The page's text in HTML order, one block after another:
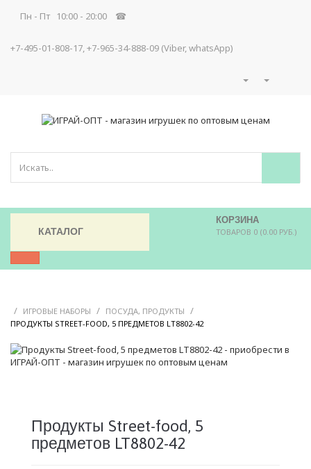
Пн - Пт 10:00 - 20:00 ☎
+7-495-01-808-17, +7-965-34-888-09 (Viber, whatsApp)
КОРЗИНА
ТОВАРОВ 0 (0.00 РУБ.)
КАТАЛОГ
/ ИГРОВЫЕ НАБОРЫ / ПОСУДА, ПРОДУКТЫ /
ПРОДУКТЫ STREET-FOOD, 5 ПРЕДМЕТОВ LT8802-42
Продукты Street-food, 5
предметов LT8802-42